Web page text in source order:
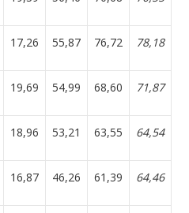
17,26 55,87 76,72 78,18
19,69 54,99 68,60 71,87
18,96 53,21 63,55 64,54
16,87 46,26 61,39 64,46